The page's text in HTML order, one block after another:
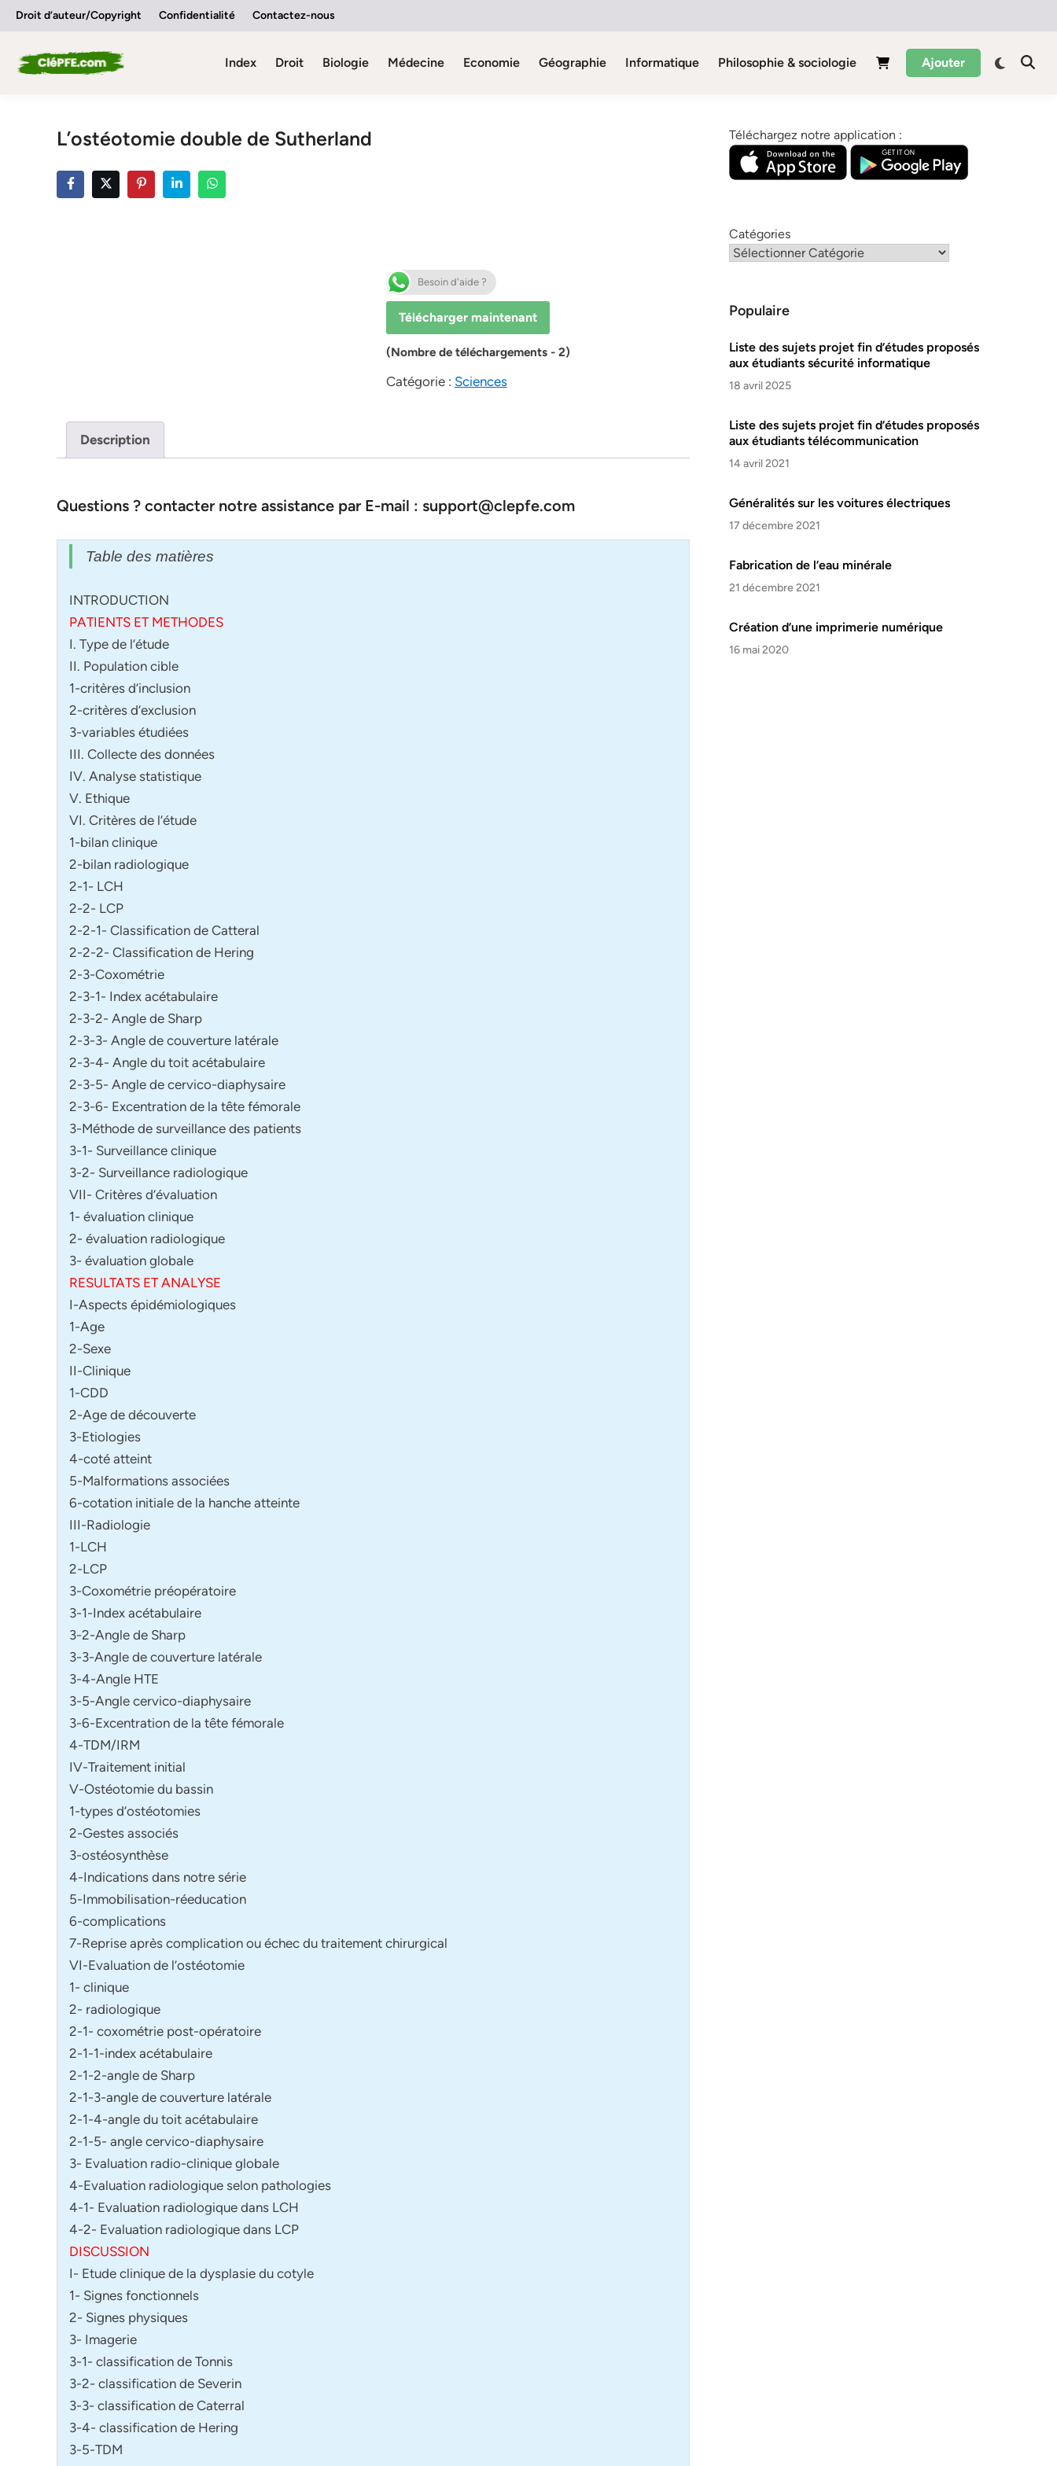
SkipDroit d’auteur/Copyright Confidentialité Contactez-nous
Index Droit Biologie Médecine Economie Géographie Informatique Philosophie & sociologie Ajouter
L’ostéotomie double de Sutherland
Besoin d'aide ?
Télécharger maintenant
(Nombre de téléchargements - 2)
Catégorie : Sciences
Description
Questions ? contacter notre assistance par E-mail : support@clepfe.com
Table des matières
INTRODUCTION
PATIENTS ET METHODES
I. Type de l’étude
II. Population cible
1-critères d’inclusion
2-critères d’exclusion
3-variables étudiées
III. Collecte des données
IV. Analyse statistique
V. Ethique
VI. Critères de l’étude
1-bilan clinique
2-bilan radiologique
2-1- LCH
2-2- LCP
2-2-1- Classification de Catteral
2-2-2- Classification de Hering
2-3-Coxométrie
2-3-1- Index acétabulaire
2-3-2- Angle de Sharp
2-3-3- Angle de couverture latérale
2-3-4- Angle du toit acétabulaire
2-3-5- Angle de cervico-diaphysaire
2-3-6- Excentration de la tête fémorale
3-Méthode de surveillance des patients
3-1- Surveillance clinique
3-2- Surveillance radiologique
VII- Critères d’évaluation
1- évaluation clinique
2- évaluation radiologique
3- évaluation globale
RESULTATS ET ANALYSE
I-Aspects épidémiologiques
1-Age
2-Sexe
II-Clinique
1-CDD
2-Age de découverte
3-Etiologies
4-coté atteint
5-Malformations associées
6-cotation initiale de la hanche atteinte
III-Radiologie
1-LCH
2-LCP
3-Coxométrie préopératoire
3-1-Index acétabulaire
3-2-Angle de Sharp
3-3-Angle de couverture latérale
3-4-Angle HTE
3-5-Angle cervico-diaphysaire
3-6-Excentration de la tête fémorale
4-TDM/IRM
IV-Traitement initial
V-Ostéotomie du bassin
1-types d’ostéotomies
2-Gestes associés
3-ostéosynthèse
4-Indications dans notre série
5-Immobilisation-réeducation
6-complications
7-Reprise après complication ou échec du traitement chirurgical
VI-Evaluation de l’ostéotomie
1- clinique
2- radiologique
2-1- coxométrie post-opératoire
2-1-1-index acétabulaire
2-1-2-angle de Sharp
2-1-3-angle de couverture latérale
2-1-4-angle du toit acétabulaire
2-1-5- angle cervico-diaphysaire
3- Evaluation radio-clinique globale
4-Evaluation radiologique selon pathologies
4-1- Evaluation radiologique dans LCH
4-2- Evaluation radiologique dans LCP
DISCUSSION
I- Etude clinique de la dysplasie du cotyle
1- Signes fonctionnels
2- Signes physiques
3- Imagerie
3-1- classification de Tonnis
3-2- classification de Severin
3-3- classification de Caterral
3-4- classification de Hering
3-5-TDM
Téléchargez notre application :
Catégories
Populaire
Liste des sujets projet fin d’études proposés
aux étudiants sécurité informatique
18 avril 2025
Liste des sujets projet fin d’études proposés
aux étudiants télécommunication
14 avril 2021
Généralités sur les voitures électriques
17 décembre 2021
Fabrication de l’eau minérale
21 décembre 2021
Création d’une imprimerie numérique
16 mai 2020